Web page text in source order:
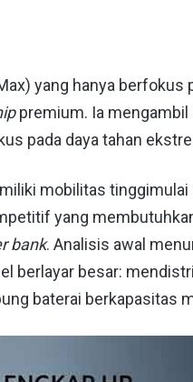
yang hanya berfokus
premium. Ia mengambil
pada daya tahan
mobilitas tinggimulai
yang
bank. Analisis awal
berlayar besar:
baterai berkapasitas